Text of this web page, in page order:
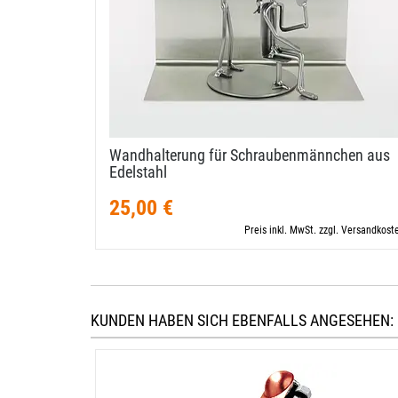
Wandhalterung für Schraubenmännchen aus
Edelstahl
25,00 €
Preis inkl. MwSt. zzgl.
KUNDEN HABEN SICH EBENFALLS ANGESEHEN: